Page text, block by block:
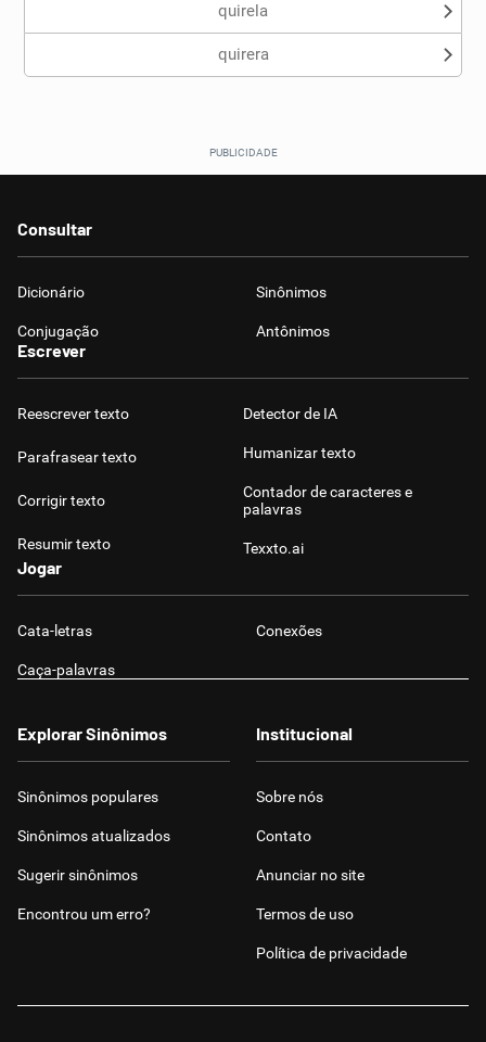
Sinônimos
quirela
quirera
Consultar
Dicionário Sinônimos
Conjugação Antônimos
Escrever
Reescrever texto
Parafrasear texto
Corrigir texto
Resumir texto
Detector de IA
Humanizar texto
Contador de caracteres e
palavras
Texxto.ai
Jogar
Cata-letras Conexões
Caça-palavras
Explorar Sinônimos
Sinônimos populares
Sinônimos atualizados
Sugerir sinônimos
Encontrou um erro?
Institucional
Sobre nós
Contato
Anunciar no site
Termos de uso
Política de privacidade